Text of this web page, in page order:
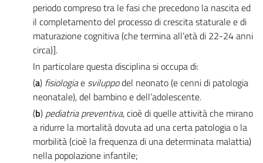
periodo compreso tra le fasi che precedono la nascita ed
il completamento del processo di crescita staturale e di
maturazione cognitiva (che termina all’età di 22-24 anni
circa)].
In particolare questa disciplina si occupa di:
(a) fisiologiae sviluppodel neonato (e cenni di patologia
neonatale), del bambino e dell’adolescente.
(b) pediatria preventiva, cioè di quelle attività che mirano
a ridurre la mortalità dovuta ad una certa patologia o la
morbilità (cioè la frequenza di una determinata malattia)
nella popolazione infantile;